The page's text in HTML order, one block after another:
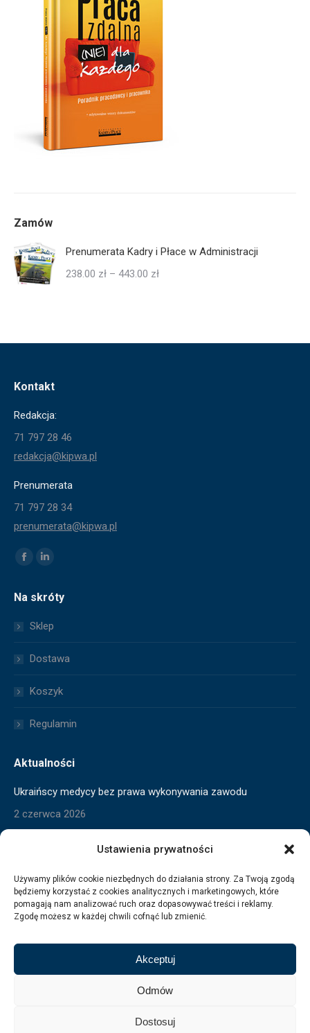
Ustawienia prywatności
Używamy plików cookie niezbędnych do działania strony. Za Twoją zgodą
będziemy korzystać z cookies analitycznych i marketingowych, które
pomagają nam analizować ruch oraz dopasowywać treści i reklamy.
Zgodę możesz w każdej chwili cofnąć lub zmienić.
Akceptuj
Odmów
Dostosuj
Zamów
Prenumerata Kadry i Płace w Administracji
238.00 zł – 443.00 złZakres
Kontakt
Redakcja:
71 797 28 46
redakcja@kipwa.pl
Prenumerata
71 797 28 34
prenumerata@kipwa.pl
Znajdź nas na:
Facebook
opens
window
opens
window
Na skróty
Sklep
Dostawa
Koszyk
Regulamin
Aktualności
Ukraińscy medycy bez prawa wykonywania zawodu
2 czerwca 2026
Skrócony czas pracy w toku
Wygaszanie pomocy dla Ukraińców
3 marca 2026
MAGAZYN DZIAŁÓW KADR I PŁAC SFERY BUDŻETOWEJ